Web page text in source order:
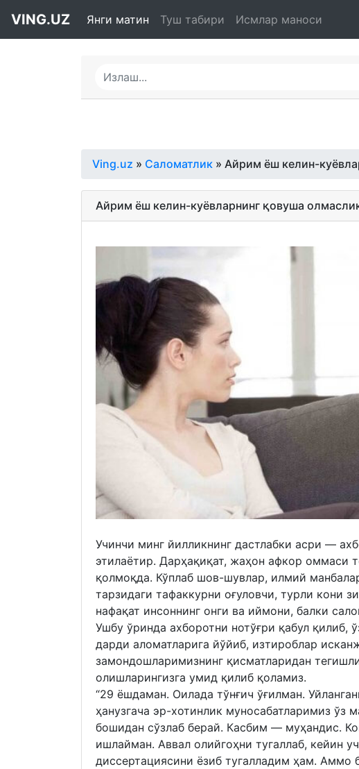
VING.UZ Янги матин Туш табири Исмлар маноси
Ving.uz » Саломатлик » Айрим ёш келин-
Айрим ёш келин-куёвларнинг қовуша
Учинчи минг йилликнинг дастлабки асри —
этилаётир. Дарҳақиқат, жаҳон афкор оммаси
қолмоқда. Кўплаб шов-шувлар, илмий
тарзидаги тафаккурни оғуловчи, турли кони
нафақат инсоннинг онги ва иймони, балки
Ушбу ўринда ахборотни нотўғри қабул қилиб,
дарди аломатларига йўйиб, изтироблар
замондошларимизнинг қисматларидан
олишларингизга умид қилиб қоламиз.
“29 ёшдаман. Оилада тўнғич ўғилман.
ҳанузгача эр-хотинлик муносабатларимиз ўз
бошидан сўзлаб берай. Касбим — муҳандис.
ишлайман. Аввал олийгоҳни тугаллаб, кейин
диссертациясини ёзиб тугалладим ҳам. Аммо